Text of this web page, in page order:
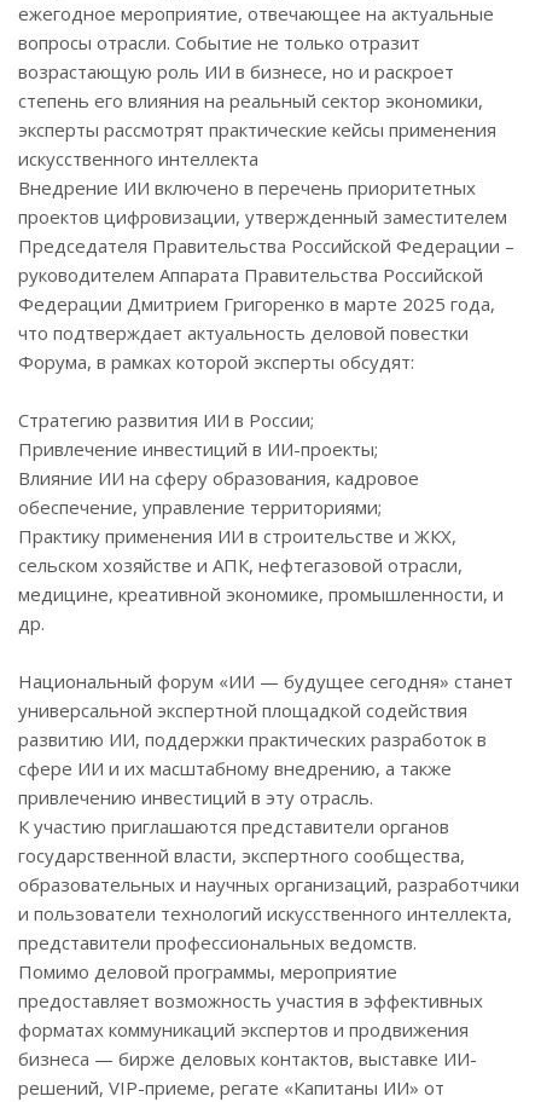
ежегодное мероприятие, отвечающее на актуальные
вопросы отрасли. Событие не только отразит
возрастающую роль ИИ в бизнесе, но и раскроет
степень его влияния на реальный сектор экономики,
эксперты рассмотрят практические кейсы применения
искусственного интеллекта
Внедрение ИИ включено в перечень приоритетных
проектов цифровизации, утвержденный заместителем
Председателя Правительства Российской Федерации –
руководителем Аппарата Правительства Российской
Федерации Дмитрием Григоренко в марте 2025 года,
что подтверждает актуальность деловой повестки
Форума, в рамках которой эксперты обсудят:
Стратегию развития ИИ в России;
Привлечение инвестиций в ИИ-проекты;
Влияние ИИ на сферу образования, кадровое
обеспечение, управление территориями;
Практику применения ИИ в строительстве и ЖКХ,
сельском хозяйстве и АПК, нефтегазовой отрасли,
медицине, креативной экономике, промышленности, и
др.
Национальный форум «ИИ — будущее сегодня» станет
универсальной экспертной площадкой содействия
развитию ИИ, поддержки практических разработок в
сфере ИИ и их масштабному внедрению, а также
привлечению инвестиций в эту отрасль.
К участию приглашаются представители органов
государственной власти, экспертного сообщества,
образовательных и научных организаций, разработчики
и пользователи технологий искусственного интеллекта,
представители профессиональных ведомств.
Помимо деловой программы, мероприятие
предоставляет возможность участия в эффективных
форматах коммуникаций экспертов и продвижения
бизнеса — бирже деловых контактов, выставке ИИ-
решений, VIP-приеме, регате «Капитаны ИИ» от